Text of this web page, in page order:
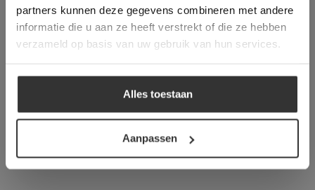
partners kunnen deze gegevens combineren met andere
informatie die u aan ze heeft verstrekt of die ze hebben
verzameld op basis van uw gebruik van hun services.
Alles toestaan
Aanpassen
verder
ALLES ACCEPTEREN
ALLES AFWIJZEN
DETAILS WEERGEVEN